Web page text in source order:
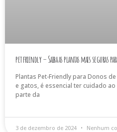
pet friendly – Saiba as plantas mais seguras
Plantas Pet-Friendly para Donos
e gatos, é essencial ter cuidado
parte da
3 de dezembro de 2024 Nenhum